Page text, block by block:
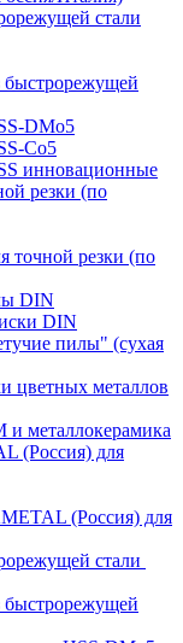
стали
DMo5
Co5
инновационные
резки (по
точной резки (по
DIN
DIN
пилы" (сухая
цветных металлов
металлокерамика
(Россия) для
(Россия) для
стали